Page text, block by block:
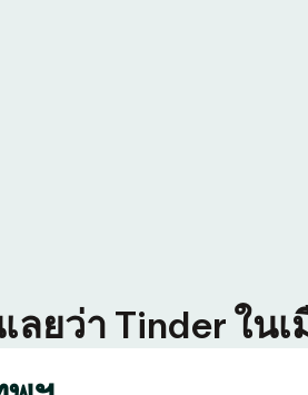
ลยว่า Tinder ใน